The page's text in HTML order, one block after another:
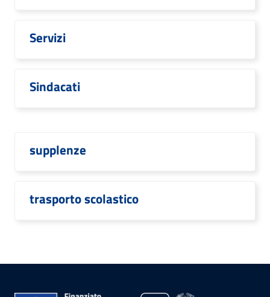
Servizi
Sindacati
supplenze
trasporto scolastico